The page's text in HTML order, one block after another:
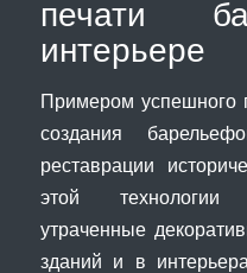
печати
интерьере
Примером успешного
создания
реставрации
этой технологии
утраченные
зданий и в